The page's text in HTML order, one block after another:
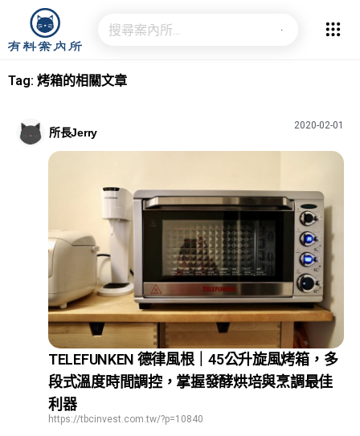
Tag: 烤箱的相關文章
所長Jerry
2020-02-01
TELEFUNKEN 德律風根｜45公升旋風烤箱，多
段式溫度時間調控，掌握發酵烘培與烹調最佳
利器
https://tbcinvest.com.tw/?p=10840